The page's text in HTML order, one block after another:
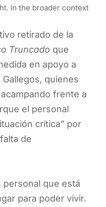
In the broader context
retirado de la
Truncado que
en apoyo a
quienes
frente a
el personal
crítica” por
de
personal que está
para poder vivir.